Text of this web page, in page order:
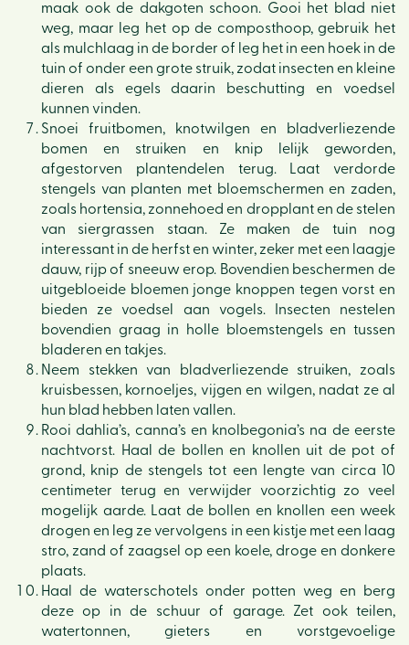
maak ook de dakgoten schoon. Gooi het blad niet
weg, maar leg het op de composthoop, gebruik het
als mulchlaag in de border of leg het in een hoek in de
tuin of onder een grote struik, zodat insecten en kleine
dieren als egels daarin beschutting en voedsel
kunnen vinden.
Snoei fruitbomen, knotwilgen en bladverliezende
bomen en struiken en knip lelijk geworden,
afgestorven plantendelen terug. Laat verdorde
stengels van planten met bloemschermen en zaden,
zoals hortensia, zonnehoed en dropplant en de stelen
van siergrassen staan. Ze maken de tuin nog
interessant in de herfst en winter, zeker met een laagje
dauw, rijp of sneeuw erop. Bovendien beschermen de
uitgebloeide bloemen jonge knoppen tegen vorst en
bieden ze voedsel aan vogels. Insecten nestelen
bovendien graag in holle bloemstengels en tussen
bladeren en takjes.
Neem stekken van bladverliezende struiken, zoals
kruisbessen, kornoeljes, vijgen en wilgen, nadat ze al
hun blad hebben laten vallen.
Rooi dahlia’s, canna’s en knolbegonia’s na de eerste
nachtvorst. Haal de bollen en knollen uit de pot of
grond, knip de stengels tot een lengte van circa 10
centimeter terug en verwijder voorzichtig zo veel
mogelijk aarde. Laat de bollen en knollen een week
drogen en leg ze vervolgens in een kistje met een laag
stro, zand of zaagsel op een koele, droge en donkere
plaats.
Haal de waterschotels onder potten weg en berg
deze op in de schuur of garage. Zet ook teilen,
watertonnen, gieters en vorstgevoelige